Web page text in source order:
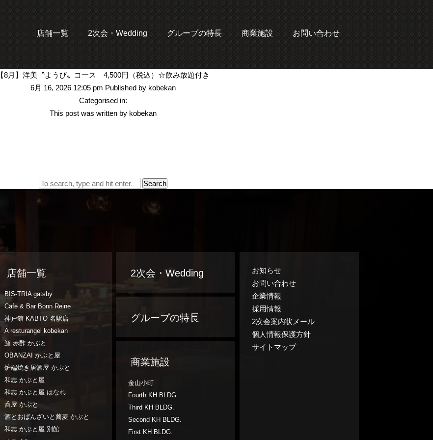
店舗一覧 2次会・Wedding グループの特長 商業施設 お問い合わせ
【8月】洋美〝ようび〟コース 4,500円（税込）☆飲み放題付き
6月 16, 2026 12:05 pm Published by kobekan
Categorised in:
This post was written by kobekan
Search
店舗一覧
BIS-TRIA gatsby
Cafe & Bar Bonn Reine
神戸館 KABTO 名駅店
A resturangel kobekan
鮨 赤酢 かぶと
OBANZAI かぶと屋
炉端焼き居酒屋 かぶと
和志 かぶと屋
和志 かぶと屋 はなれ
呑屋 かぶと
酒とおばんざいと蕎麦 かぶと
和志 かぶと屋 別館
2次会・Wedding
グループの特長
商業施設
金山小町
Fourth KH BLDG.
Third KH BLDG.
Second KH BLDG.
First KH BLDG.
お知らせ
お問い合わせ
企業情報
採用情報
2次会案内状メール
個人情報保護方針
サイトマップ